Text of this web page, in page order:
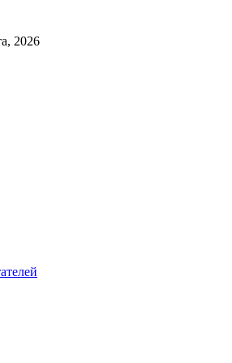
2026